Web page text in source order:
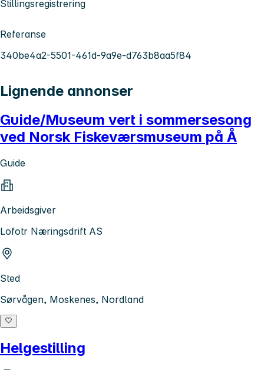
Stillingsregistrering
Referanse
340be4a2-5501-461d-9a9e-d763b8aa5f84
Lignende annonser
Guide/Museum vert i sommersesong
ved Norsk Fiskeværsmuseum på Å
Guide
Arbeidsgiver
Lofotr Næringsdrift AS
Sted
Sørvågen, Moskenes, Nordland
Helgestilling